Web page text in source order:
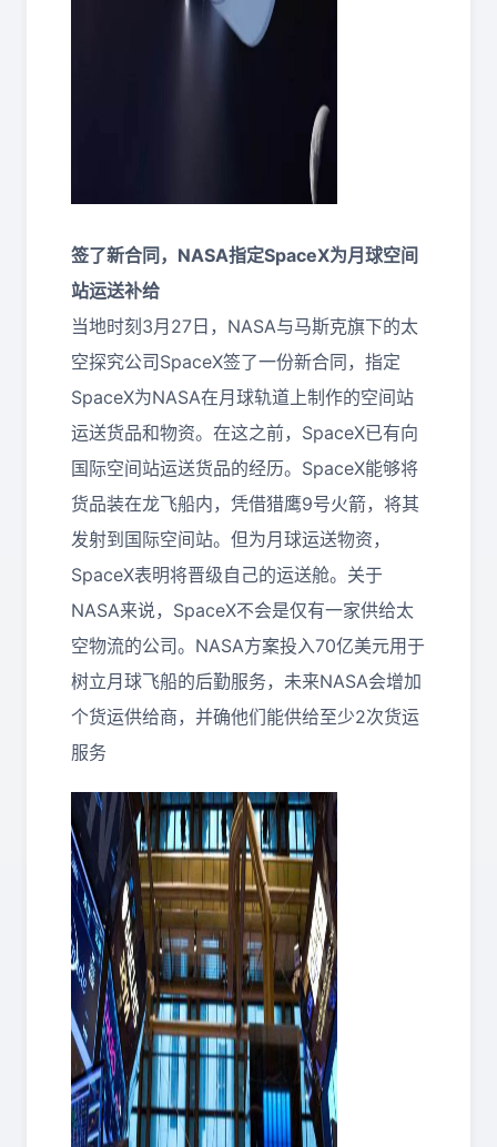
签了新合同，NASA指定SpaceX为月球空间
站运送补给
当地时刻3月27日，NASA与马斯克旗下的太
空探究公司SpaceX签了一份新合同，指定
SpaceX为NASA在月球轨道上制作的空间站
运送货品和物资。在这之前，SpaceX已有向
国际空间站运送货品的经历。SpaceX能够将
货品装在龙飞船内，凭借猎鹰9号火箭，将其
发射到国际空间站。但为月球运送物资，
SpaceX表明将晋级自己的运送舱。关于
NASA来说，SpaceX不会是仅有一家供给太
空物流的公司。NASA方案投入70亿美元用于
树立月球飞船的后勤服务，未来NASA会增加
个货运供给商，并确他们能供给至少2次货运
服务